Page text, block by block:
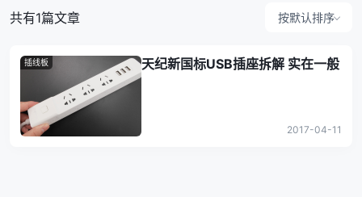
共有1篇文章 按默认排序
插线板 天纪新国标USB插座拆解 实在一般
2017-04-11